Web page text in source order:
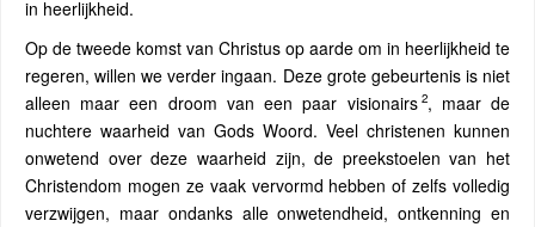
in heerlijkheid.
Op de tweede komst van Christus op aarde om in heerlijkheid te
regeren, willen we verder ingaan. Deze grote gebeurtenis is niet
alleen maar een droom van een paar visionairs 2, maar de
nuchtere waarheid van Gods Woord. Veel christenen kunnen
onwetend over deze waarheid zijn, de preekstoelen van het
Christendom mogen ze vaak vervormd hebben of zelfs volledig
verzwijgen, maar ondanks alle onwetendheid, ontkenning en